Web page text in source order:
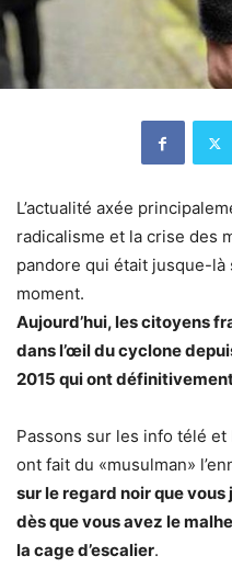
L’actualité axée
radicalisme et la crise des
pandore qui était jusque-là
moment.
Aujourd’hui, les citoyens
dans l’œil du cyclone
2015 qui ont
Passons sur les info télé
ont fait du «musulman»
sur le regard noir que
dès que vous avez le
la cage d’escalier.